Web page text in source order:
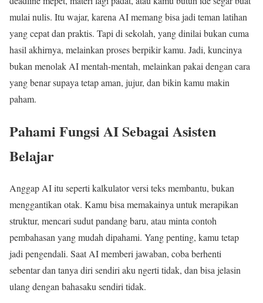
mulai nulis. Itu wajar, karena AI memang bisa jadi teman latihan
yang cepat dan praktis. Tapi di sekolah, yang dinilai bukan cuma
hasil akhirnya, melainkan proses berpikir kamu. Jadi, kuncinya
bukan menolak AI mentah-mentah, melainkan pakai dengan cara
yang benar supaya tetap aman, jujur, dan bikin kamu makin
paham.
Pahami Fungsi AI Sebagai Asisten
Belajar
Anggap AI itu seperti kalkulator versi teks membantu, bukan
menggantikan otak. Kamu bisa memakainya untuk merapikan
struktur, mencari sudut pandang baru, atau minta contoh
pembahasan yang mudah dipahami. Yang penting, kamu tetap
jadi pengendali. Saat AI memberi jawaban, coba berhenti
sebentar dan tanya diri sendiri aku ngerti tidak, dan bisa jelasin
ulang dengan bahasaku sendiri tidak.